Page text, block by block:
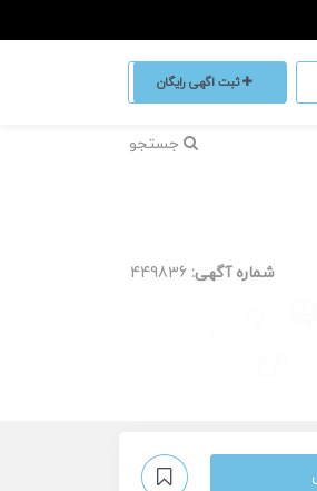
ثبت اگهی رایگان
جستجو
شماره آگهی: 449836